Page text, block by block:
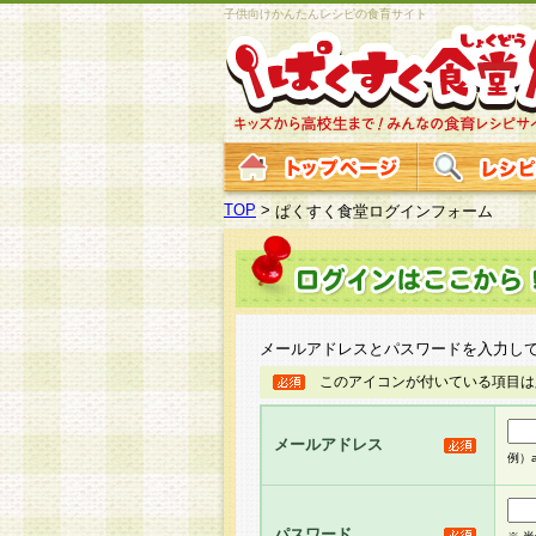
子供向けかんたんレシピの食育サイト
TOP >ぱくすく食堂ログインフォーム
メールアドレスとパスワードを入力し
このアイコンが付いている項目
メールアドレス
例）